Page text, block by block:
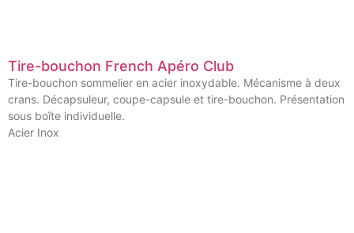
Tire-bouchon French Apéro Club
Tire-bouchon sommelier en acier inoxydable. Mécanisme à deux
crans. Décapsuleur, coupe-capsule et tire-bouchon. Présentation
sous boîte individuelle.
Acier Inox